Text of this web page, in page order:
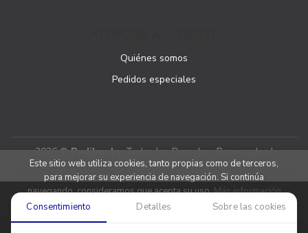
Quiénes somos
Pedidos especiales
2026 ©Podibooks. Todos los Derechos Reservados |
Podiprint
Este sitio web utiliza cookies, tanto propias como de terceros,
para mejorar su experiencia de navegación. Si continúa
navegando, consideramos que acepta su uso.Más información
Aceptar cookies
Consentimiento Detalles Sobre las cookies